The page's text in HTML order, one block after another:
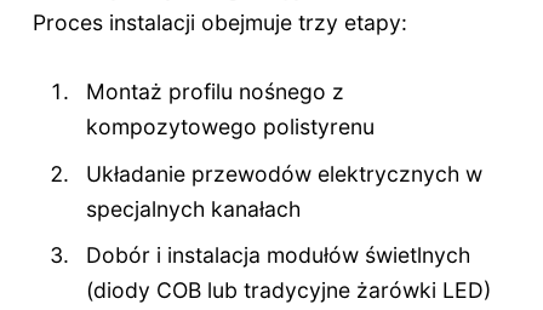
Proces instalacji obejmuje trzy etapy:
Montaż profilu nośnego z
kompozytowego polistyrenu
Układanie przewodów elektrycznych w
specjalnych kanałach
Dobór i instalacja modułów świetlnych
(diody COB lub tradycyjne żarówki LED)